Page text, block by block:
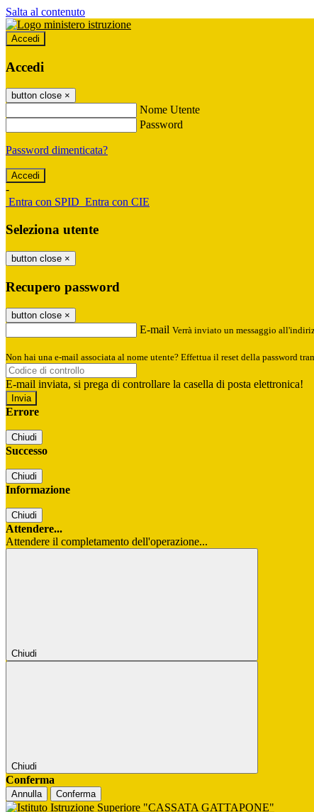
Salta al contenuto
Accedi
Accedi
button close ×
Nome Utente
Password
Password dimenticata?
-
Entra con SPID Entra con CIE
Seleziona utente
button close ×
Recupero password
button close ×
E-mail Verrà inviato un messaggio
Non hai una e-mail associata al nome utente? Effettua il reset della password
E-mail inviata, si prega di controllare la casella di posta elettronica!
Errore
Chiudi
Successo
Chiudi
Informazione
Chiudi
Attendere...
Attendere il completamento dell'operazione...
Chiudi
Chiudi
Conferma
Annulla Conferma